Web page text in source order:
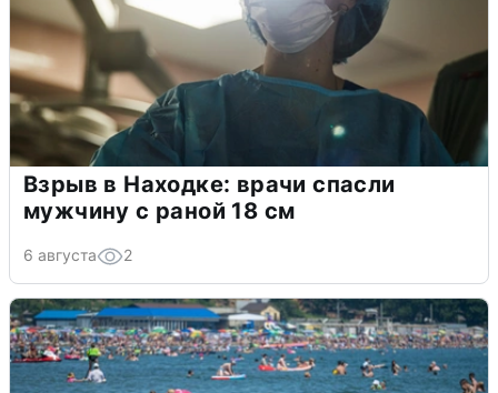
Взрыв в Находке: врачи спасли
мужчину с раной 18 см
6 августа 2